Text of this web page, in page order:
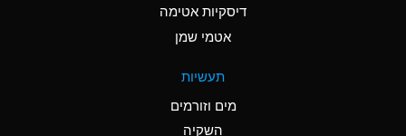
Ammonia Gas (hot)
דיסקיות אטימה
אטמי שמן
תעשיות
מים וזורמים
השקיה